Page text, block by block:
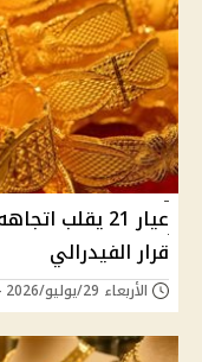
قرار الفيدرالي
الأربعاء 29/يوليو/2026 - 01:59 م